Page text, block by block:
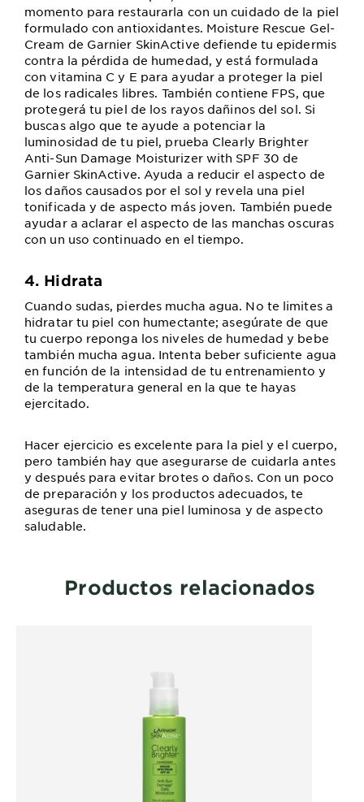
momento para restaurarla con un cuidado de la piel
formulado con antioxidantes. Moisture Rescue Gel-
Cream de Garnier SkinActive defiende tu epidermis
contra la pérdida de humedad, y está formulada
con vitamina C y E para ayudar a proteger la piel
de los radicales libres. También contiene FPS, que
protegerá tu piel de los rayos dañinos del sol. Si
buscas algo que te ayude a potenciar la
luminosidad de tu piel, prueba Clearly Brighter
Anti-Sun Damage Moisturizer with SPF 30 de
Garnier SkinActive. Ayuda a reducir el aspecto de
los daños causados por el sol y revela una piel
tonificada y de aspecto más joven. También puede
ayudar a aclarar el aspecto de las manchas oscuras
con un uso continuado en el tiempo.
4. Hidrata
Cuando sudas, pierdes mucha agua. No te limites a
hidratar tu piel con humectante; asegúrate de que
tu cuerpo reponga los niveles de humedad y bebe
también mucha agua. Intenta beber suficiente agua
en función de la intensidad de tu entrenamiento y
de la temperatura general en la que te hayas
ejercitado.
Hacer ejercicio es excelente para la piel y el cuerpo,
pero también hay que asegurarse de cuidarla antes
y después para evitar brotes o daños. Con un poco
de preparación y los productos adecuados, te
aseguras de tener una piel luminosa y de aspecto
saludable.
Productos relacionados